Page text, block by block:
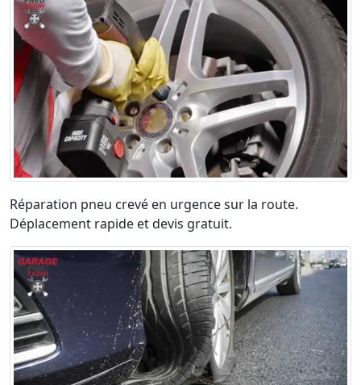
Réparation pneu crevé en urgence sur la route.
Déplacement rapide et devis gratuit.